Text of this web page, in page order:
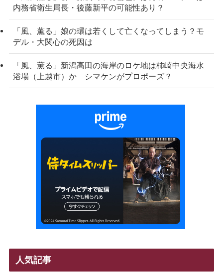
内務省衛生局長・後藤新平の可能性あり？
「風、薫る」娘の環は若くして亡くなってしまう？モ
デル・大関心の死因は
「風、薫る」新潟高田の海岸のロケ地は柿崎中央海水
浴場（上越市）か シマケンがプロポーズ？
人気記事